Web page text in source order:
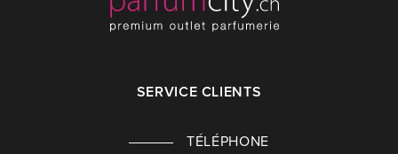
SERVICE CLIENTS
TÉLÉPHONE